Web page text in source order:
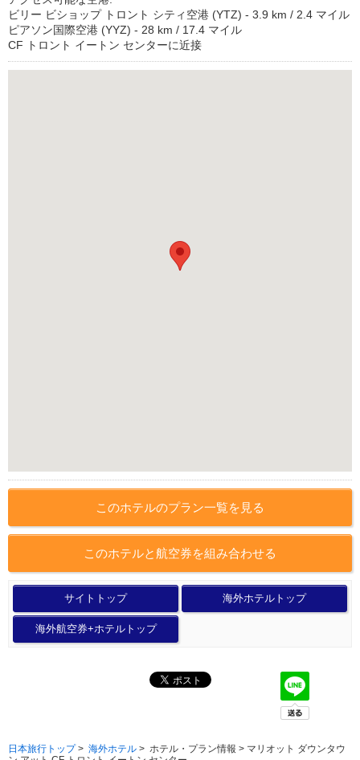
ビリー ビショップ トロント シティ空港 (YTZ) - 3.9 km / 2.4 マイル
ピアソン国際空港 (YYZ) - 28 km / 17.4 マイル
CF トロント イートン センターに近接
このホテルのプラン一覧を見る
このホテルと航空券を組み合わせる
サイトトップ 海外ホテルトップ
海外航空券+ホテルトップ
日本旅行トップ> 海外ホテル > ホテル・プラン情報 > マリオット ダウンタウ